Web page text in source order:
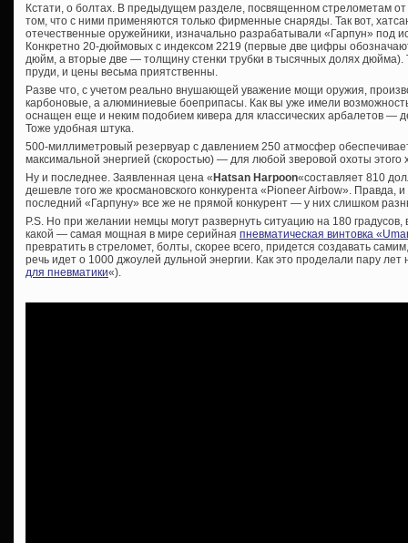
Кстати, о болтах. В предыдущем разделе, посвященном стрелометам от
том, что с ними применяются только фирменные снаряды. Так вот,
отечественные оружейники, изначально разрабатывали «Гарпун» под
Конкретно 20-дюймовых с индексом 2219 (первые две цифры
дюйм, а вторые две — толщину стенки трубки в тысячных долях дюйма).
пруди, и цены весьма приятственны.
Разве что, с учетом реально внушающей уважение мощи оружия,
карбоновые, а алюминиевые боеприпасы. Как вы уже имели
оснащен еще и неким подобием кивера для классических арбалетов —
Тоже удобная штука.
500-миллиметровый резервуар с давлением 250 атмосфер
максимальной энергией (скоростью) — для любой зверовой охоты этого
Ну и последнее. Заявленная цена «Hatsan Harpoon«составляет 810
дешевле того же кросмановского конкурента «Pioneer Airbow». Правда,
последний «Гарпуну» все же не прямой конкурент — у них слишком
P.S. Но при желании немцы могут развернуть ситуацию на 180 градусов,
какой — самая мощная в мире серийная пневматическая винтовка
превратить в стреломет, болты, скорее всего, придется создавать
речь идет о 1000 джоулей дульной энергии. Как это проделали пару
для пневматики«).